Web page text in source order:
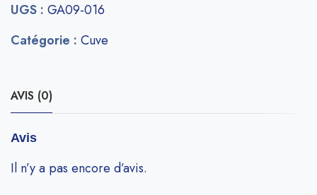
UGS : GA09-016
Catégorie : Cuve
AVIS (0)
Avis
Il n’y a pas encore d’avis.